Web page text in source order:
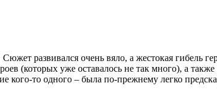
развивался очень вяло, а жестокая гибель
(которых уже оставалось не так много), а также
то одного – была по-прежнему легко